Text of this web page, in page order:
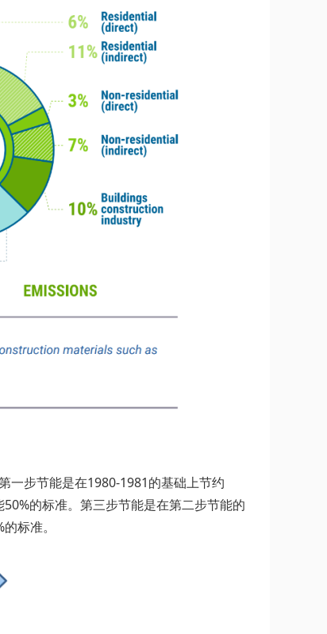
一步节能是在1980-1981的基础上节约
的标准。第三步节能是在第二步节能的
标准。